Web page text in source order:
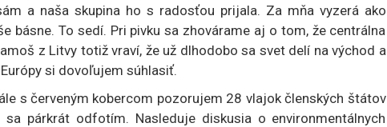
a naša skupina ho s radosťou prijala. Za mňa vyzerá ako
básne. To sedí. Pri pivku sa zhovárame aj o tom, že centrálna
z Litvy totiž vraví, že už dlhodobo sa svet delí na východ a
si dovoľujem súhlasiť.
s červeným kobercom pozorujem 28 vlajok členských štátov
párkrát odfotím. Nasleduje diskusia o environmentálnych